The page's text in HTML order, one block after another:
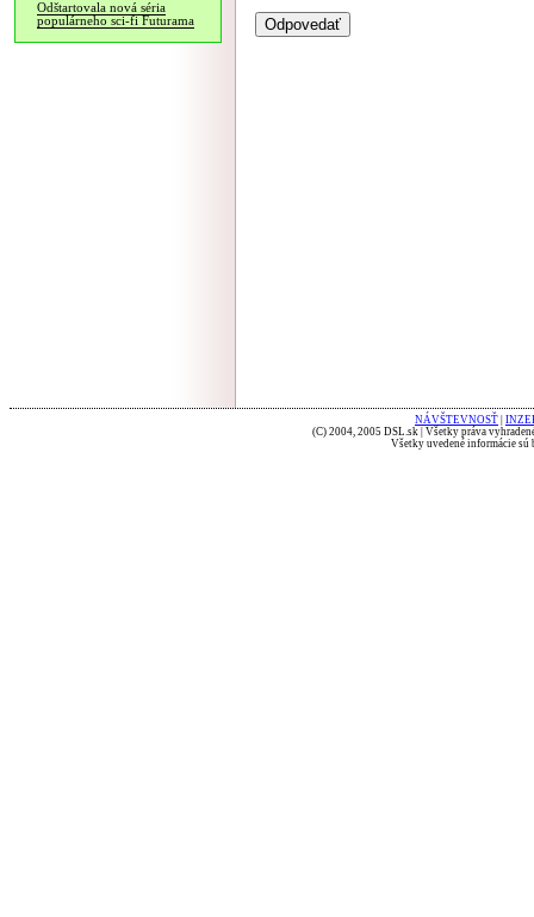
Odštartovala nová séria
populárneho sci-fi Futurama
NÁVŠTEVNOSŤ
(C) 2004, 2005 DSL.sk | Všetky práva
Všetky uvedené informácie sú